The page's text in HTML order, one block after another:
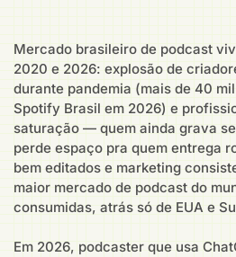
Mercado brasileiro de podcast
2020 e 2026: explosão de
durante pandemia (mais de 40
Spotify Brasil em 2026) e
saturação — quem ainda grava
perde espaço pra quem entrega
bem editados e marketing
maior mercado de podcast do
consumidas, atrás só de EUA e
Em 2026, podcaster que usa